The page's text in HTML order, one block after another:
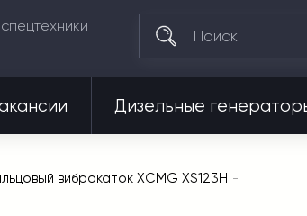
Дизельные
виброкаток XCMG XS123H